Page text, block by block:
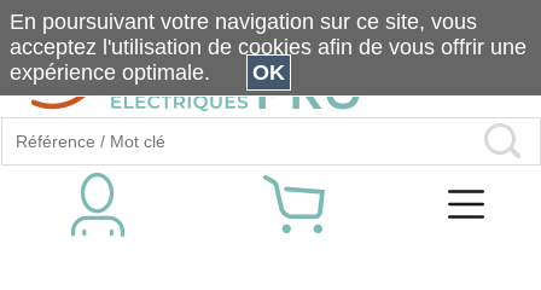
En poursuivant votre navigation sur ce site, vous
acceptez l'utilisation de cookies afin de vous offrir une
expérience optimale.
OK